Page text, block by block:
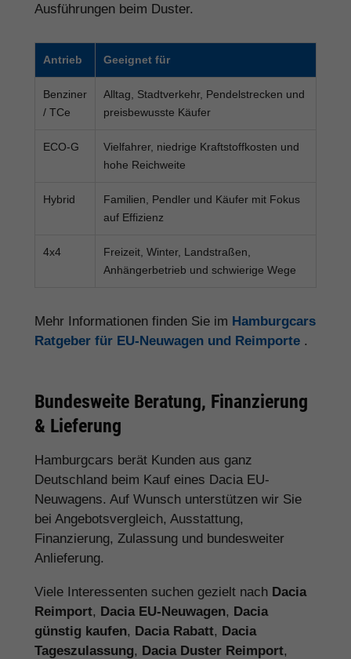
Ausführungen beim Duster.
Antrieb Geeignet für
Benziner
/ TCe
Alltag, Stadtverkehr, Pendelstrecken und
preisbewusste Käufer
ECO-G
Vielfahrer, niedrige Kraftstoffkosten und
hohe Reichweite
Hybrid
Familien, Pendler und Käufer mit Fokus
auf Effizienz
4x4
Freizeit, Winter, Landstraßen,
Anhängerbetrieb und schwierige Wege
Mehr Informationen finden Sie im Hamburgcars
Ratgeber für EU-Neuwagen und Reimporte .
Bundesweite Beratung, Finanzierung
& Lieferung
Hamburgcars berät Kunden aus ganz
Deutschland beim Kauf eines Dacia EU-
Neuwagens. Auf Wunsch unterstützen wir Sie
bei Angebotsvergleich, Ausstattung,
Finanzierung, Zulassung und bundesweiter
Anlieferung.
Viele Interessenten suchen gezielt nach Dacia
Reimport, Dacia EU-Neuwagen, Dacia
günstig kaufen, Dacia Rabatt, Dacia
Tageszulassung, Dacia Duster Reimport,